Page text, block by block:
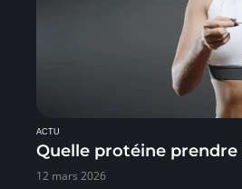
ACTU
Quelle protéine prendre
12 mars 2026